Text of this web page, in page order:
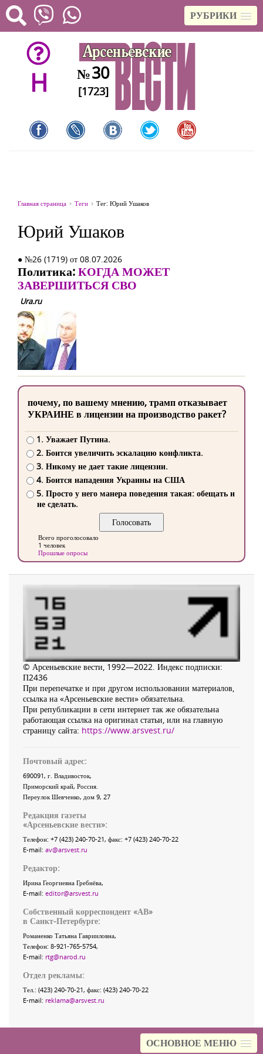
РУБРИКИ
ОСНОВНОЕ МЕНЮ
H №30
[1723]
Главная страница Теги Тег: Юрий Ушаков
Юрий Ушаков
● №26 (1719) от 08.07.2026
Политика:КОГДА МОЖЕТ
ЗАВЕРШИТЬСЯ СВО
Ura.ru
почему, по вашему мнению, трамп отказывает
УКРАИНЕ в лицензии на производство ракет?
1. Уважает Путина.
2. Боится увеличить эскалацию конфликта.
3. Никому не дает такие лицензии.
4. Боится нападения Украины на США
5. Просто у него манера поведения такая: обещать и
не сделать.
Всего проголосовало
1 человек
Прошлые опросы
© Арсеньевские вести, 1992—2022. Индекс подписки:
П2436
При перепечатке и при другом использовании материалов,
ссылка на «Арсеньевские вести» обязательна.
При републикации в сети интернет так же обязательна
работающая ссылка на оригинал статьи, или на главную
страницу сайта: https://www.arsvest.ru/
Почтовый адрес:
690091, г. Владивосток,
Приморский край, Россия
Переулок Шевченко, дом 9, 27
Редакция газеты
«Арсеньевские вести»:
Телефон: +7 (423) 240-70-21, факс: +7 (423) 240-70-22
E-mail: av@arsvest.ru
Редактор:
Ирина Георгиевна Гребнёва,
E-mail: editor@arsvest.ru
Собственный корреспондент «АВ»
в Санкт-Петербурге:
Романенко Татьяна Гаврииловна,
Телефон: 8-921-765-5754,
E-mail: rtg@narod.ru
Отдел рекламы:
Тел.: (423) 240-70-21, факс: (423) 240-70-22
E-mail: reklama@arsvest.ru